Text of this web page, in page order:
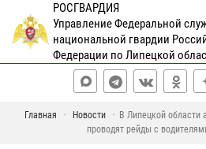
РОСГВАРДИЯ
Управление Федеральной
национальной гвардии
Федерации по Липецкой
Главная Новости
В Липецкой области
проводят рейды с